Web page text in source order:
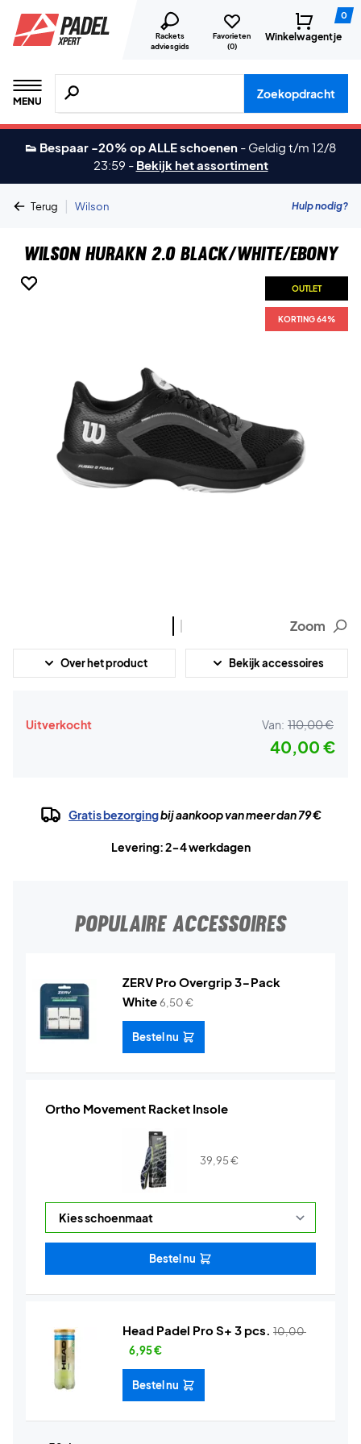
Rackets
adviesgids
Favorieten
(0)
0
Winkelwagentje
MENU
Zoeken naar producten, merken etc.
Zoekopdracht
👟 Bespaar -20% op ALLE schoenen - Geldig t/m 12/8
23:59 - Bekijk het assortiment
Terug | Wilson Hulp nodig?
Wilson Hurakn 2.0 Black/White/Ebony
OUTLET
KORTING 64%
OUTLET
KORTING 64%
Zoom
Over het product Bekijk accessoires
Uitverkocht Van: 110,00 €
40,00 €
Gratis bezorgingbij aankoop van meer dan 79 €
Levering: 2-4 werkdagen
POPULAIRE ACCESSOIRES
ZERV Pro Overgrip 3-Pack
White6,50€
Bestel nu
Ortho Movement Racket Insole
39,95€
Bestel nu
Head Padel Pro S+ 3 pcs. 10,00
6,95€
Bestel nu